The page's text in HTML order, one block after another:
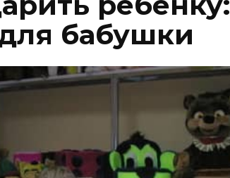
бабушки